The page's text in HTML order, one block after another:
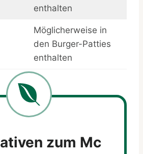
enthalten
Möglicherweise in
den Burger-Patties
enthalten
zum Mc